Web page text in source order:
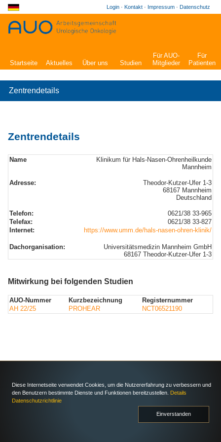
Login · Kontakt · Impressum · Datenschutz
Startseite Aktuelles Über uns Studien
Für AUO-
Mitglieder
Für
Patienten
Zentrendetails
Zentrendetails
Name
Klinikum für Hals-Nasen-Ohrenheilkunde
Mannheim
Adresse:
Theodor-Kutzer-Ufer 1-3
68167 Mannheim
Deutschland
Telefon:
0621/38 33-965
Telefax:
0621/38 33-827
Internet:
https://www.umm.de/hals-nasen-ohren-klinik/
Dachorganisation:
Universitätsmedizin Mannheim GmbH
68167 Theodor-Kutzer-Ufer 1-3
Mitwirkung bei folgenden Studien
AUO-Nummer Kurzbezeichnung
Registernummer
AH 22/25
PROHEAR NCT06521190
Diese Internetseite verwendet Cookies, um die Nutzererfahrung zu verbessern und
den Benutzern bestimmte Dienste und Funktionen bereitzustellen. Details
Datenschutzrichtlinie
Einverstanden